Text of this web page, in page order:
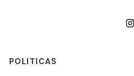
POLITICAS